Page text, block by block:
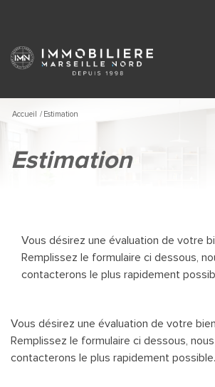
Accueil Estimation
estimation
Vous désirez une évaluation de votre
Remplissez le formulaire ci dessous,
contacterons le plus rapidement
Vous désirez une évaluation de votre
Remplissez le formulaire ci dessous,
contacterons le plus rapidement possible.